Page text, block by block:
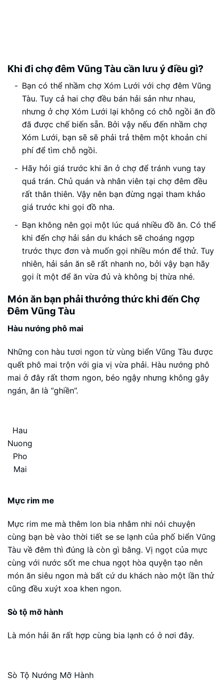
Khi đi chợ đêm Vũng Tàu cần lưu ý điều gì?
Bạn có thể nhầm chợ Xóm Lưới với chợ đêm Vũng
Tàu. Tuy cả hai chợ đều bán hải sản như nhau,
nhưng ở chợ Xóm Lưới lại không có chỗ ngồi ăn đồ
đã được chế biến sẵn. Bởi vậy nếu đến nhầm chợ
Xóm Lưới, bạn sẽ sẽ phải trả thêm một khoản chi
phí để tìm chỗ ngồi.
Hãy hỏi giá trước khi ăn ở chợ để tránh vung tay
quá trán. Chủ quán và nhân viên tại chợ đêm đều
rất thân thiên. Vậy nên bạn đừng ngại tham khảo
giá trước khi gọi đồ nha.
Bạn không nên gọi một lúc quá nhiều đồ ăn. Có thể
khi đến chợ hải sản du khách sẽ choáng ngợp
trước thực đơn và muốn gọi nhiều món để thử. Tuy
nhiên, hải sản ăn sẽ rất nhanh no, bởi vậy bạn hãy
gọi ít một để ăn vừa đủ và không bị thừa nhé.
Món ăn bạn phải thưởng thức khi đến Chợ
Đêm Vũng Tàu
Hàu nướng phô mai
Những con hàu tươi ngon từ vùng biển Vũng Tàu được
quết phô mai trộn với gia vị vừa phải. Hàu nướng phô
mai ở đây rất thơm ngon, béo ngậy nhưng không gây
ngán, ăn là “ghiền”.
Hau
Nuong
Pho
Mai
Mực rim me
Mực rim me mà thêm lon bia nhâm nhi nói chuyện
cùng bạn bè vào thời tiết se se lạnh của phố biển Vũng
Tàu về đêm thì đúng là còn gì bằng. Vị ngọt của mực
cùng với nước sốt me chua ngọt hòa quyện tạo nên
món ăn siêu ngon mà bất cứ du khách nào một lần thử
cũng đều xuýt xoa khen ngon.
Sò tộ mỡ hành
Là món hải ăn rất hợp cùng bia lạnh có ở nơi đây.
Sò Tộ Nướng Mỡ Hành